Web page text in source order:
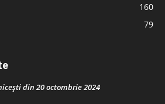
160
79
din 20 octombrie 2024